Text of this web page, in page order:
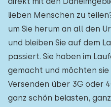
lieben Menschen zu
um Sie herum an all den
und bleiben Sie auf dem
passiert. Sie haben im
gemacht und möchten sie
Versenden über 3G oder
ganz schön belasten,